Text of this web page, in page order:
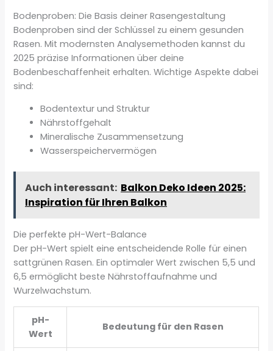
Bodenproben: Die Basis deiner Rasengestaltung
Bodenproben sind der Schlüssel zu einem gesunden
Rasen. Mit modernsten Analysemethoden kannst du
2025 präzise Informationen über deine
Bodenbeschaffenheit erhalten. Wichtige Aspekte dabei
sind:
Bodentextur und Struktur
Nährstoffgehalt
Mineralische Zusammensetzung
Wasserspeichervermögen
Auch interessant: Balkon Deko Ideen 2025:
Inspiration für Ihren Balkon
Die perfekte pH-Wert-Balance
Der pH-Wert spielt eine entscheidende Rolle für einen
sattgrünen Rasen. Ein optimaler Wert zwischen 5,5 und
6,5 ermöglicht beste Nährstoffaufnahme und
Wurzelwachstum.
pH-
Wert
Bedeutung für den Rasen